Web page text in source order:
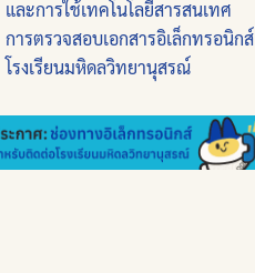
และการใช้เทคโนโลยีสารสนเทศ
การตรวจสอบเอกสารอิเล็กทรอนิกส์
โรงเรียนมหิดลวิทยานุสรณ์